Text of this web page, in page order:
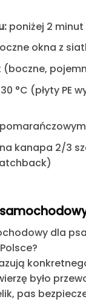
poniżej 2 minut
okna z
30 °C (płyty PE
kanapa 2/3
dla
było
pas